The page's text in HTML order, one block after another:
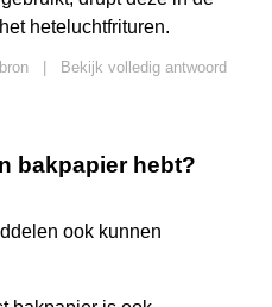
heteluchtfrituren.
Bekijk volledig antwoord
bakpapier hebt?
ook kunnen